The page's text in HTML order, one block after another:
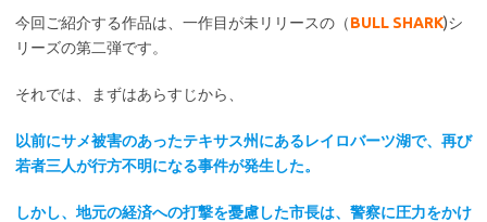
今回ご紹介する作品は、一作目が未リリースの（BULL SHARK)シ
リーズの第二弾です。
それでは、まずはあらすじから、
以前にサメ被害のあったテキサス州にあるレイロバーツ湖で、再び
若者三人が行方不明になる事件が発生した。
しかし、地元の経済への打撃を憂慮した市長は、警察に圧力をかけ